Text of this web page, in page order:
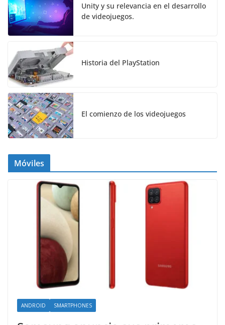
Unity y su relevancia en el desarrollo
de videojuegos.
Historia del PlayStation
El comienzo de los videojuegos
Móviles
ANDROID SMARTPHONES